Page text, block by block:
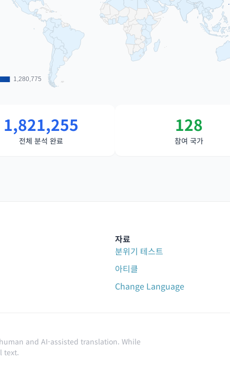
1,280,775
1,280,775
1,821,255
전체 분석 완료
128
참여 국가
자료
분위기 테스트
아티클
Change Language
and AI-assisted translation. While
text.